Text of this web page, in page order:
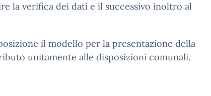
la verifica dei dati e il successivo inoltro al
il modello per la presentazione della
unitamente alle disposizioni comunali.